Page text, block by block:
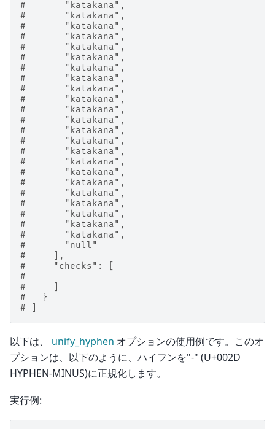
#       "katakana",
#       "katakana",
#       "katakana",
#       "katakana",
#       "katakana",
#       "katakana",
#       "katakana",
#       "katakana",
#       "katakana",
#       "katakana",
#       "katakana",
#       "katakana",
#       "katakana",
#       "katakana",
#       "katakana",
#       "katakana",
#       "katakana",
#       "katakana",
#       "katakana",
#       "katakana",
#       "katakana",
#       "katakana",
#       "katakana",
#       "null"
#     ],
#     "checks": [
#
#     ]
#   }
# ]
以下は、 unify_hyphen オプションの使用例です。このオ
プションは、以下のように、ハイフンを"-" (U+002D
HYPHEN-MINUS)に正規化します。
実行例: